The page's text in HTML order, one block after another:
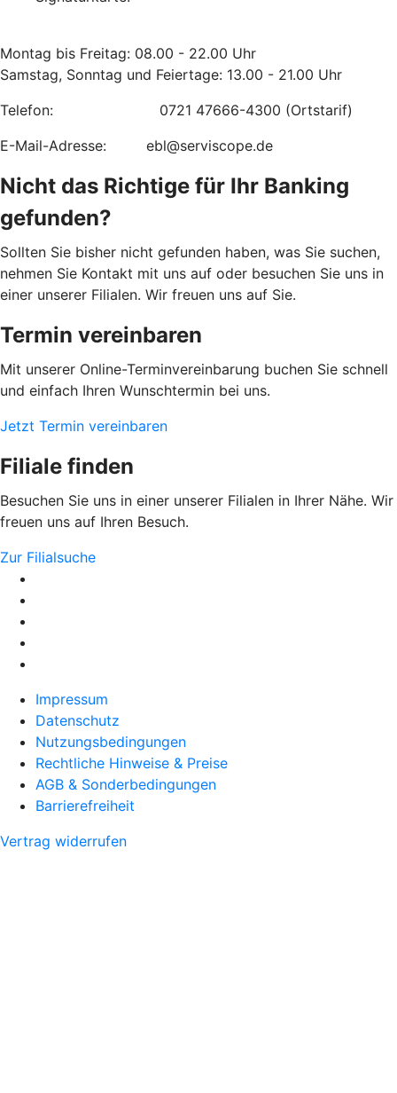
Montag bis Freitag: 08.00 - 22.00 Uhr
Samstag, Sonntag und Feiertage: 13.00 - 21.00 Uhr
Telefon: 0721 47666-4300 (Ortstarif)
E-Mail-Adresse: ebl@serviscope.de
Nicht das Richtige für Ihr Banking
gefunden?
Sollten Sie bisher nicht gefunden haben, was Sie suchen,
nehmen Sie Kontakt mit uns auf oder besuchen Sie uns in
einer unserer Filialen. Wir freuen uns auf Sie.
Termin vereinbaren
Mit unserer Online-Terminvereinbarung buchen Sie schnell
und einfach Ihren Wunschtermin bei uns.
Jetzt Termin vereinbaren
Filiale finden
Besuchen Sie uns in einer unserer Filialen in Ihrer Nähe. Wir
freuen uns auf Ihren Besuch.
Zur Filialsuche
Impressum
Datenschutz
Nutzungsbedingungen
Rechtliche Hinweise & Preise
AGB & Sonderbedingungen
Barrierefreiheit
Vertrag widerrufen